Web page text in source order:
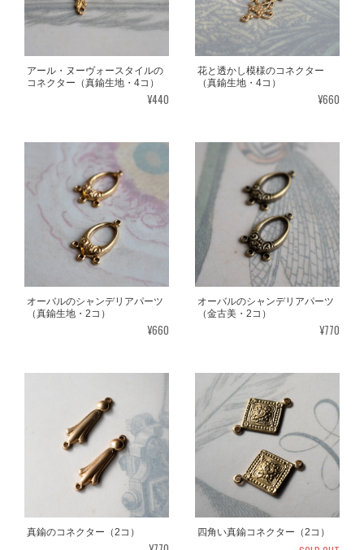
アール・ヌーヴォースタイルの
コネクター（真鍮生地・4コ）
¥440
花と透かし模様のコネクター
（真鍮生地・4コ）
¥660
オーバルのシャンデリアパーツ
（真鍮生地・2コ）
¥660
オーバルのシャンデリアパーツ
（金古美・2コ）
¥770
真鍮のコネクター（2コ） 四角い真鍮コネクター（2コ）